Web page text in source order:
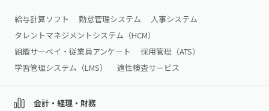
給与計算ソフト 勤怠管理システム
人事システム
タレントマネジメントシステム（HCM）
組織サーベイ・従業員アンケート
採用管理（ATS）
学習管理システム（LMS）
適性検査サービス
会計・経理・財務